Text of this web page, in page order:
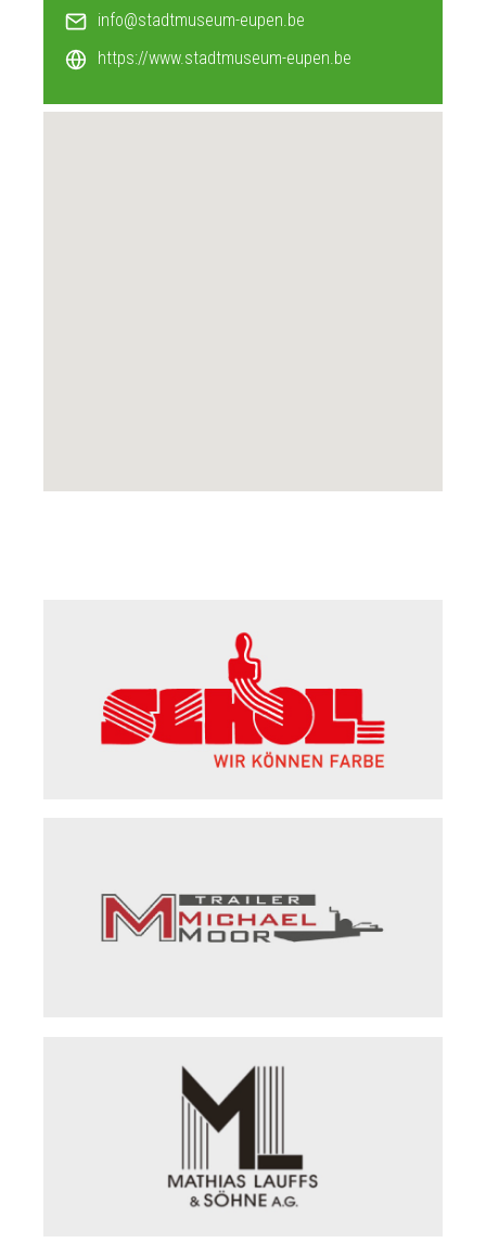
info@stadtmuseum-eupen.be
https://www.stadtmuseum-eupen.be